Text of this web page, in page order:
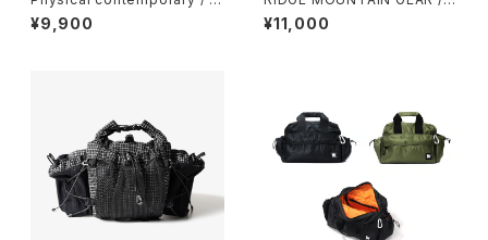
uiet smr cap
¥9,900
ACOCHE
¥11,000